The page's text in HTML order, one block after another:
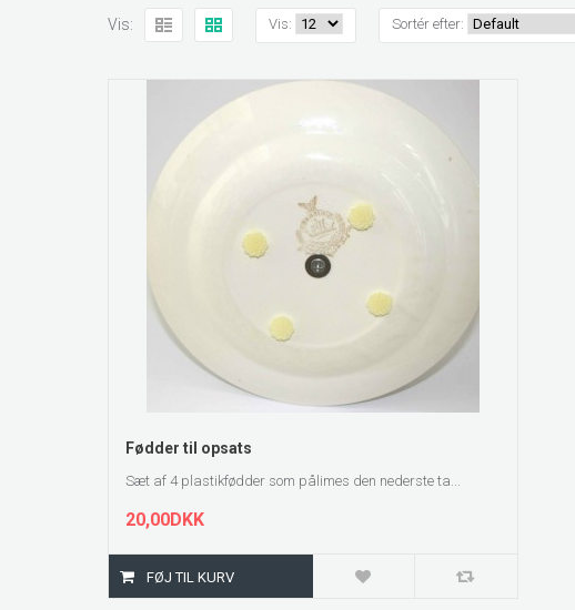
Vis: Vis: Sortér efter:
Fødder til opsats
Sæt af 4 plastikfødder som pålimes den nederste ta...
20,00DKK